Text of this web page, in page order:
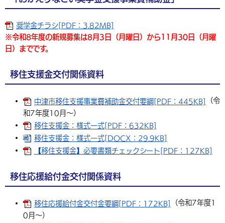
奨学金チラシ[PDF：3.82MB]
※令和8年度の新規募集は8月3日（月曜日）から11月30日（月曜
日）までです。
移住支援金交付関係資料
中津市移住支援事業費補助金交付要綱[PDF：445KB]
（令
和7年度10月〜）
移住支援金：様式一式[PDF：632KB]
移住支援金：様式一式[DOCX：29.9KB]
【移住支援金】必要書類チェックシート[PDF：127KB]
移住応援給付金交付関係資料
移住応援給付金交付金要綱[PDF：172KB]
（令和7年度1
0月〜）